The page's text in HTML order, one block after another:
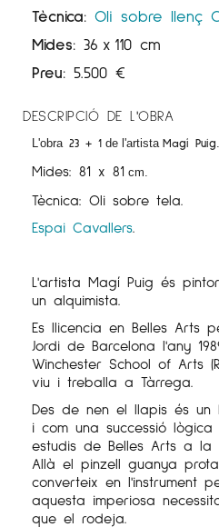
Tècnica: Oli sobre llenç
Mides: 36 x 110 cm
Preu: 5.500 €
DESCRIPCIÓ DE L'OBRA
L'obra 23 + 1 de l'artista Magí Puig
Mides: 81 x 81 cm
Tècnica: Oli sobre tela.
Espai Cavallers
L'artista Magí Puig és
un alquimista.
Es llicencia en Belles Arts
Jordi de Barcelona l'any
Winchester School of Arts
viu i treballa a Tàrrega.
Des de nen el llapis és un
i com una successió
estudis de Belles Arts a la
Allà el pinzell guanya
converteix en l'instrument
aquesta imperiosa
que el rodeja.